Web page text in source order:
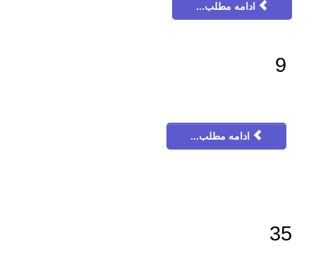
ادامه مطلب...
9
ادامه مطلب...
35